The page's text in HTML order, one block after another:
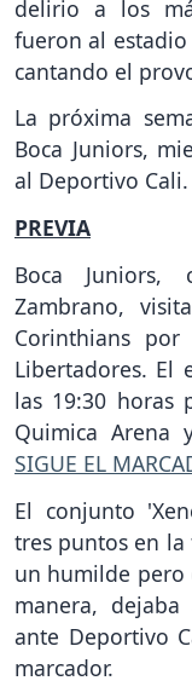
delirio a los
fueron al
cantando el
La próxima
Boca Juniors,
al Deportivo Cali.
PREVIA
Boca Juniors,
Zambrano,
Corinthians
Libertadores. El
las 19:30 horas
Quimica Arena
SIGUE EL
El conjunto
tres puntos en la
un humilde pero
manera,
ante Deportivo
marcador.